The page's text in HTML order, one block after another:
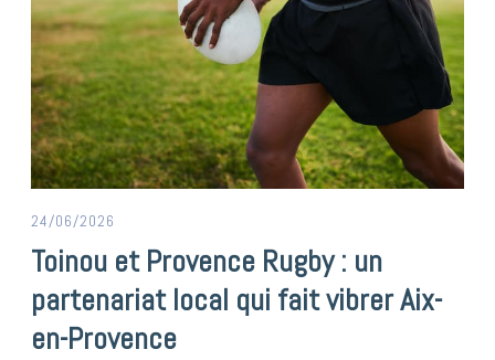
24/06/2026
Toinou et Provence Rugby : un
partenariat local qui fait vibrer Aix-
en-Provence